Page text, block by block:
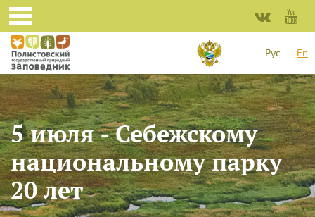
Skip to main content
Рус
En
5 июля - Себежскому
национальному парку
20 лет